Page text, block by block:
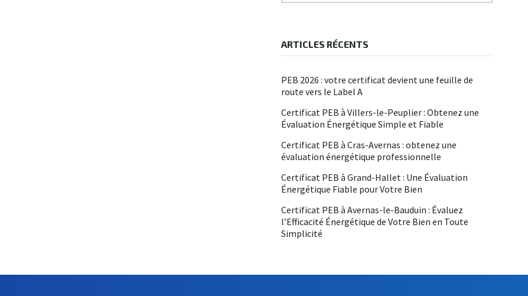
ARTICLES RÉCENTS
PEB 2026 : votre certificat devient une feuille de
route vers le Label A
Certificat PEB à Villers-le-Peuplier : Obtenez une
Évaluation Énergétique Simple et Fiable
Certificat PEB à Cras-Avernas : obtenez une
évaluation énergétique professionnelle
Certificat PEB à Grand-Hallet : Une Évaluation
Énergétique Fiable pour Votre Bien
Certificat PEB à Avernas-le-Bauduin : Évaluez
l’Efficacité Énergétique de Votre Bien en Toute
Simplicité